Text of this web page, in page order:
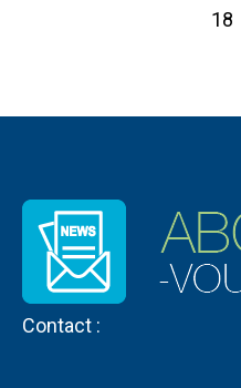
18
Contact :